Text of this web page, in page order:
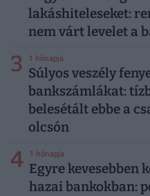
lakáshiteleseket:
nem várt levelet a
3 1 hónapja
Súlyos veszély
bankszámlákat:
belesétált ebbe a
olcsón
4 1 hónapja
Egyre kevesebben
hazai bankokban: